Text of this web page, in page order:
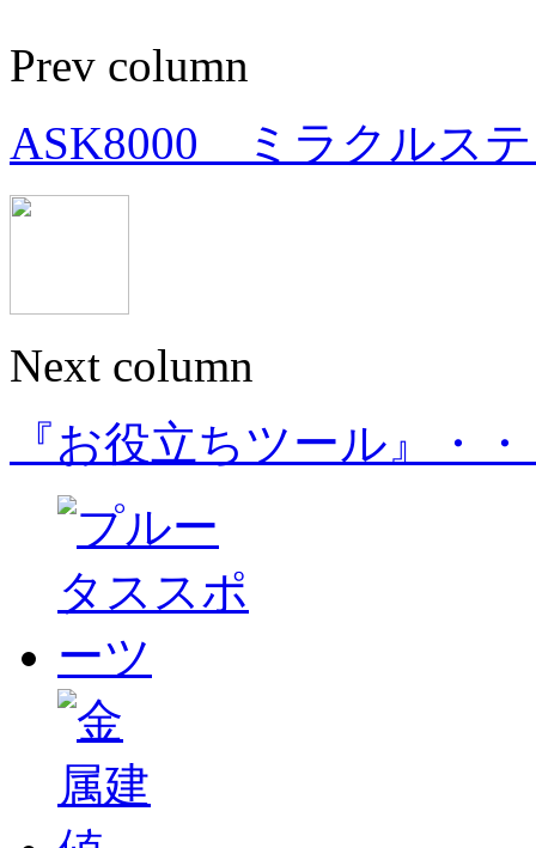
Prev column
ASK8000 ミラクルス
Next column
『お役立ちツール』・